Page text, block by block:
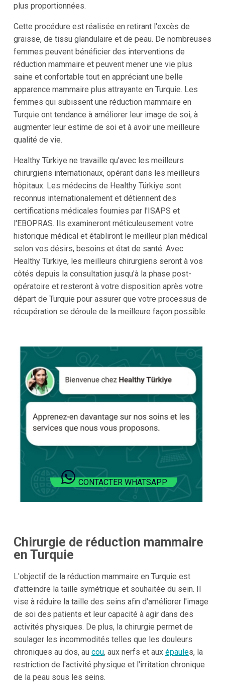
plus proportionnées.
Cette procédure est réalisée en retirant l'excès de
graisse, de tissu glandulaire et de peau. De nombreuses
femmes peuvent bénéficier des interventions de
réduction mammaire et peuvent mener une vie plus
saine et confortable tout en appréciant une belle
apparence mammaire plus attrayante en Turquie. Les
femmes qui subissent une réduction mammaire en
Turquie ont tendance à améliorer leur image de soi, à
augmenter leur estime de soi et à avoir une meilleure
qualité de vie.
Healthy Türkiye ne travaille qu'avec les meilleurs
chirurgiens internationaux, opérant dans les meilleurs
hôpitaux. Les médecins de Healthy Türkiye sont
reconnus internationalement et détiennent des
certifications médicales fournies par l'ISAPS et
l'EBOPRAS. Ils examineront méticuleusement votre
historique médical et établiront le meilleur plan médical
selon vos désirs, besoins et état de santé. Avec
Healthy Türkiye, les meilleurs chirurgiens seront à vos
côtés depuis la consultation jusqu'à la phase post-
opératoire et resteront à votre disposition après votre
départ de Turquie pour assurer que votre processus de
récupération se déroule de la meilleure façon possible.
CONTACTER WHATSAPP
Chirurgie de réduction mammaire
en Turquie
L'objectif de la réduction mammaire en Turquie est
d'atteindre la taille symétrique et souhaitée du sein. Il
vise à réduire la taille des seins afin d'améliorer l'image
de soi des patients et leur capacité à agir dans des
activités physiques. De plus, la chirurgie permet de
soulager les incommodités telles que les douleurs
chroniques au dos, au cou, aux nerfs et aux épaules, la
restriction de l'activité physique et l'irritation chronique
de la peau sous les seins.